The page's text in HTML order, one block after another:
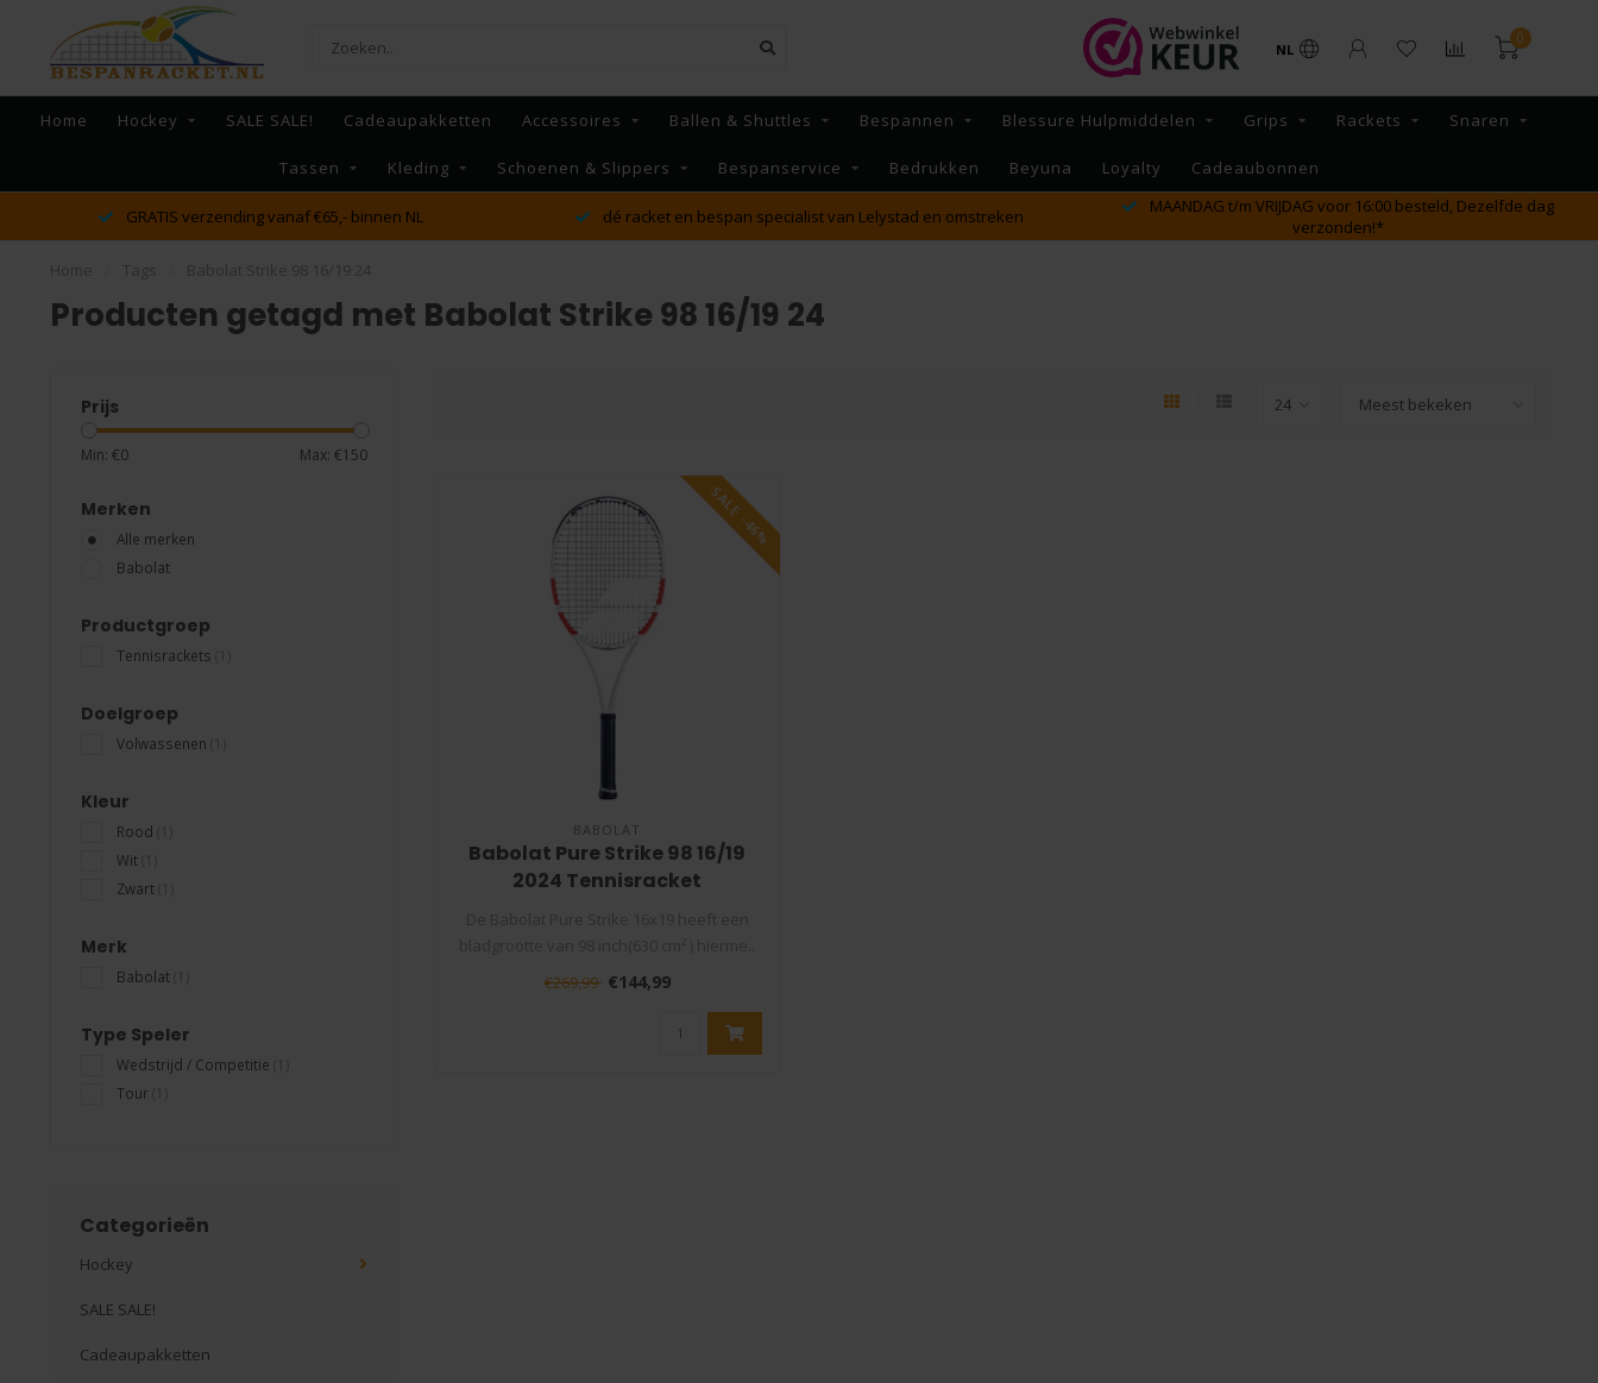
NL
0
Home Hockey SALE SALE! Cadeaupakketten Accessoires Ballen & Shuttles Bespannen Blessure Hulpmiddelen Grips Rackets Snaren
Tassen Kleding Schoenen & Slippers Bespanservice Bedrukken Beyuna Loyalty Cadeaubonnen
dé racket en bespan specialist van Lelystad en omstreken
MAANDAG t/m VRIJDAG voor 16:00 besteld, Dezelfde dag
verzonden!*
GRATIS verzending vanaf €65,- binnen NL
Producten getagd met Babolat Strike 98 16/19 24
Prijs
Min: €0 Max: €150
Merken
Alle merken
Babolat
Productgroep
Tennisrackets
Doelgroep
Volwassenen
Kleur
Rood
Wit
Zwart
Merk
Babolat
Type Speler
Wedstrijd / Competitie
Tour
Categorieën
Hockey
SALE SALE!
Cadeaupakketten
SALE -46%
BABOLAT
Babolat Pure Strike 98 16/19
2024 Tennisracket
€269,99 €144,99